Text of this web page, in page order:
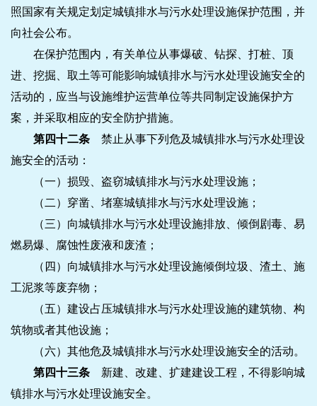
照国家有关规定划定城镇排水与污水处理设施保护范围，并
向社会公布。
在保护范围内，有关单位从事爆破、钻探、打桩、顶
进、挖掘、取土等可能影响城镇排水与污水处理设施安全的
活动的，应当与设施维护运营单位等共同制定设施保护方
案，并采取相应的安全防护措施。
第四十二条 禁止从事下列危及城镇排水与污水处理设
施安全的活动：
（一）损毁、盗窃城镇排水与污水处理设施；
（二）穿凿、堵塞城镇排水与污水处理设施；
（三）向城镇排水与污水处理设施排放、倾倒剧毒、易
燃易爆、腐蚀性废液和废渣；
（四）向城镇排水与污水处理设施倾倒垃圾、渣土、施
工泥浆等废弃物；
（五）建设占压城镇排水与污水处理设施的建筑物、构
筑物或者其他设施；
（六）其他危及城镇排水与污水处理设施安全的活动。
第四十三条 新建、改建、扩建建设工程，不得影响城
镇排水与污水处理设施安全。